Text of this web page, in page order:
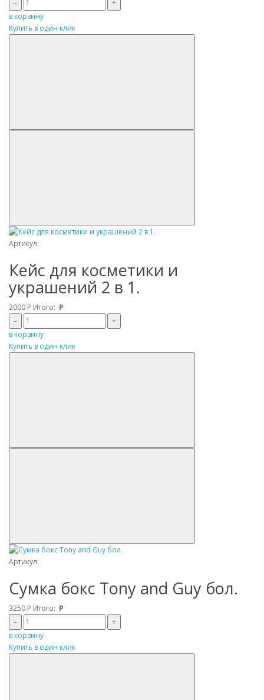
–
+
в корзину
Купить в один клик
Артикул:
Кейс для косметики и
украшений 2 в 1.
2000 Р Итого: Р
–
+
в корзину
Купить в один клик
Артикул:
Сумка бокс Tony and Guy бол.
3250 Р Итого: Р
–
+
в корзину
Купить в один клик